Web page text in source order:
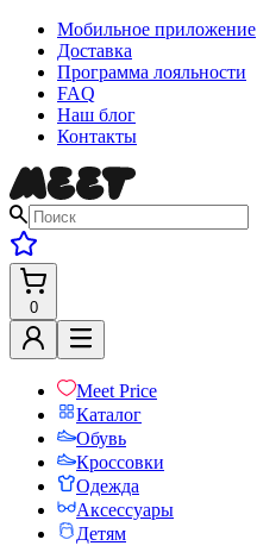
Мобильное приложение
Доставка
Программа лояльности
FAQ
Наш блог
Контакты
0
Meet Price
Каталог
Обувь
Кроссовки
Одежда
Аксессуары
Детям